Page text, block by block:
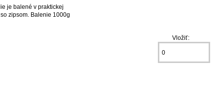
je balené v praktickej
zipsom. Balenie 1000g
Vložiť: